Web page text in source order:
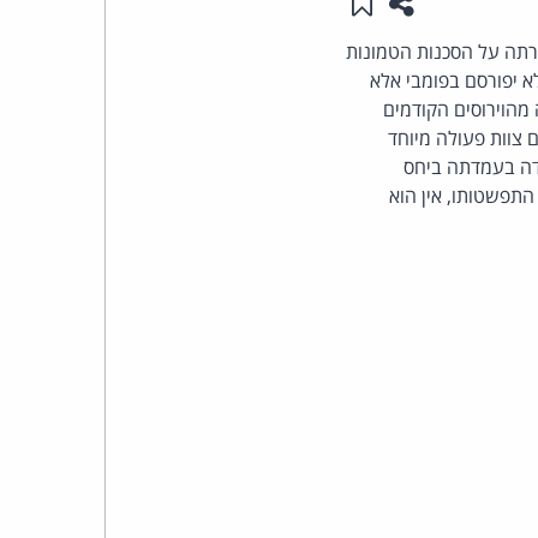
על הסכנות הטמונות
יפורסם בפומבי אלא
הקודמים
צוות פעולה מיוחד
בעמדתה ביחס
התפשטותו, אין הוא